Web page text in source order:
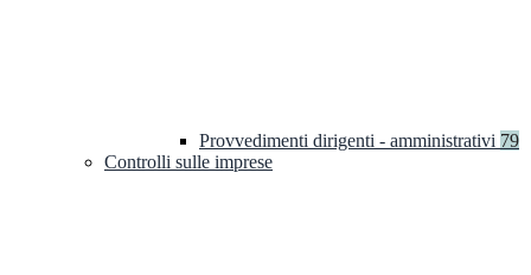
Provvedimenti dirigenti - amministrativi 79
Controlli sulle imprese